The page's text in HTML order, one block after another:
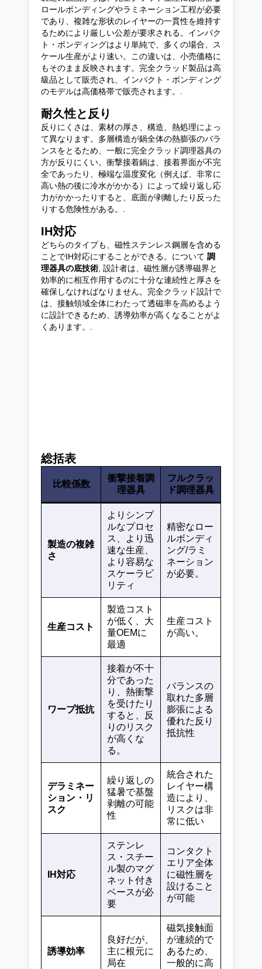
ロールボンディングやラミネーション工程が必要
であり、複雑な形状のレイヤーの一貫性を維持す
るためにより厳しい公差が要求される。インパク
ト・ボンディングはより単純で、多くの場合、ス
ケール生産がより速い。この違いは、小売価格に
もそのまま反映されます。完全クラッド製品は高
級品として販売され、インパクト・ボンディング
のモデルは高価格帯で販売されます。.
耐久性と反り
反りにくさは、素材の厚さ、構造、熱処理によっ
て異なります。多層構造が鍋全体の熱膨張のバラ
ンスをとるため、一般に完全クラッド調理器具の
方が反りにくい。衝撃接着鍋は、接着界面が不完
全であったり、極端な温度変化（例えば、非常に
高い熱の後に冷水がかかる）によって繰り返し応
力がかかったりすると、底面が剥離したり反った
りする危険性がある。.
IH対応
どちらのタイプも、磁性ステンレス鋼層を含める
ことでIH対応にすることができる。について 調
理器具の底技術 , 設計者は、磁性層が誘導磁界と
効率的に相互作用するのに十分な連続性と厚さを
確保しなければなりません。完全クラッド設計で
は、接触領域全体にわたって透磁率を高めるよう
に設計できるため、誘導効率が高くなることがよ
くあります。.
総括表
比較係数
衝撃接着調
理器具
フルクラッ
ド調理器具
製造の複雑
さ
よりシンプ
ルなプロセ
ス、より迅
速な生産、
より容易な
スケーラビ
リティ
精密なロー
ルボンディ
ング/ラミ
ネーション
が必要。
生産コスト
製造コスト
が低く、大
量OEMに
最適
生産コスト
が高い。
ワープ抵抗
接着が不十
分であった
り、熱衝撃
を受けたり
すると、反
りのリスク
が高くな
る。
バランスの
取れた多層
膨張による
優れた反り
抵抗性
デラミネー
ション・リ
スク
繰り返しの
猛暑で基盤
剥離の可能
性
統合された
レイヤー構
造により、
リスクは非
常に低い
IH対応
ステンレ
ス・スチー
ル製のマグ
ネット付き
ベースが必
要
コンタクト
エリア全体
に磁性層を
設けること
が可能
誘導効率
良好だが、
主に根元に
局在
磁気接触面
が連続的で
あるため、
一般的に高